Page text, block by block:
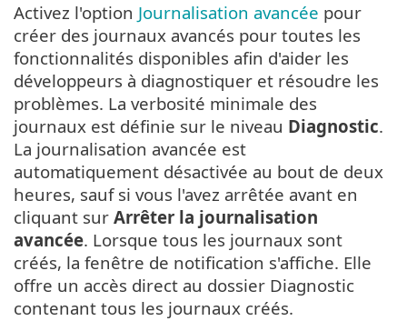
Activez l'option Journalisation avancée pour
créer des journaux avancés pour toutes les
fonctionnalités disponibles afin d'aider les
développeurs à diagnostiquer et résoudre les
problèmes. La verbosité minimale des
journaux est définie sur le niveau Diagnostic.
La journalisation avancée est
automatiquement désactivée au bout de deux
heures, sauf si vous l'avez arrêtée avant en
cliquant sur Arrêter la journalisation
avancée. Lorsque tous les journaux sont
créés, la fenêtre de notification s'affiche. Elle
offre un accès direct au dossier Diagnostic
contenant tous les journaux créés.